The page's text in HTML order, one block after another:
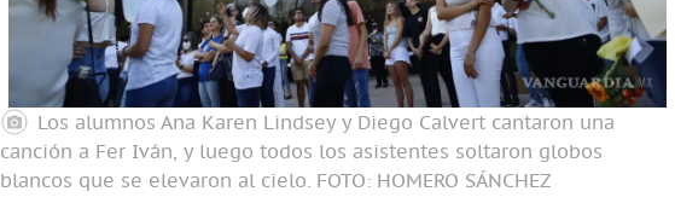
Los alumnos Ana Karen Lindsey y Diego Calvert cantaron una
canción a Fer Iván, y luego todos los asistentes soltaron globos
blancos que se elevaron al cielo. FOTO: HOMERO SÁNCHEZ